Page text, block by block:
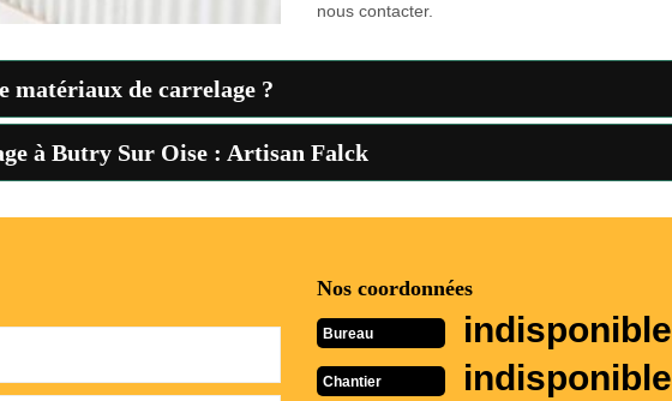
nous contacter.
matériaux de carrelage ?
à Butry Sur Oise : Artisan Falck
Nos coordonnées
Bureau indisponible
Chantier indisponible